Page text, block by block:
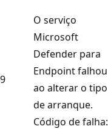
9
O serviço
Microsoft
Defender para
Endpoint falhou
ao alterar o tipo
de arranque.
Código de falha: